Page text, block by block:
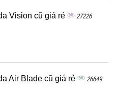
Vision cũ giá rẻ 27226
Air Blade cũ giá rẻ 26649